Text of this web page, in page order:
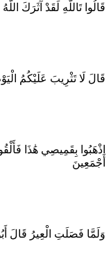
قَالُوا تَاللَّهِ لَقَدْ آثَرَكَ
قَالَ لَا تَثْرِيبَ عَلَيْكُمُ
اذْهَبُوا بِقَمِيصِي هَٰذَا
أَجْمَعِينَ
وَلَمَّا فَصَلَتِ الْعِيرُ قَالَ